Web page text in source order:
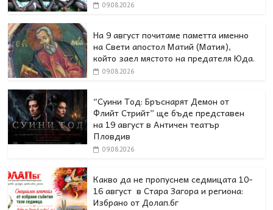
09.08.2026
На 9 август почитаме паметта именно
на Свети апостол Матий (Матия),
който заел мястото на предателя Юда.
09.08.2026
“Суини Тод: Бръснарят Демон от
Флийт Стрийт” ще бъде представен
на 19 август в Античен театър
Пловдив
09.08.2026
Какво да не пропуснем седмицата 10-
16 август в Стара Загора и региона:
Избрано от Долап.бг